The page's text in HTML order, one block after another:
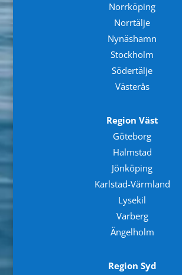
Norrköping
Norrtälje
Nynäshamn
Stockholm
Södertälje
Västerås
Region Väst
Göteborg
Halmstad
Jönköping
Karlstad-Värmland
Lysekil
Varberg
Ängelholm
Region Syd